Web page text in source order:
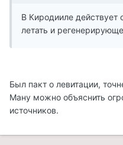
В Киродииле
летать и
Был пакт о левитации,
Ману можно объяснить
источников.